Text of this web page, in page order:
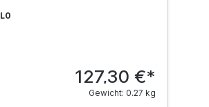
L0
127,30 €*
Gewicht: 0.27 kg